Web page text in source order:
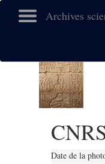
Archives
Date de la